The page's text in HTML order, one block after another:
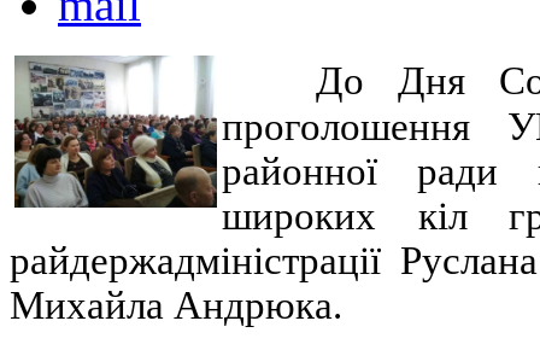
До Дня
проголошення
районної ради
широких кіл
райдержадміністрації
Михайла Андрюка.